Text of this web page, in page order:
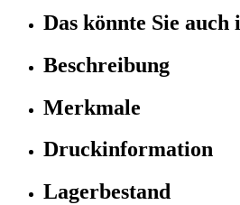
Das könnte Sie auch
Beschreibung
Merkmale
Druckinformation
Lagerbestand